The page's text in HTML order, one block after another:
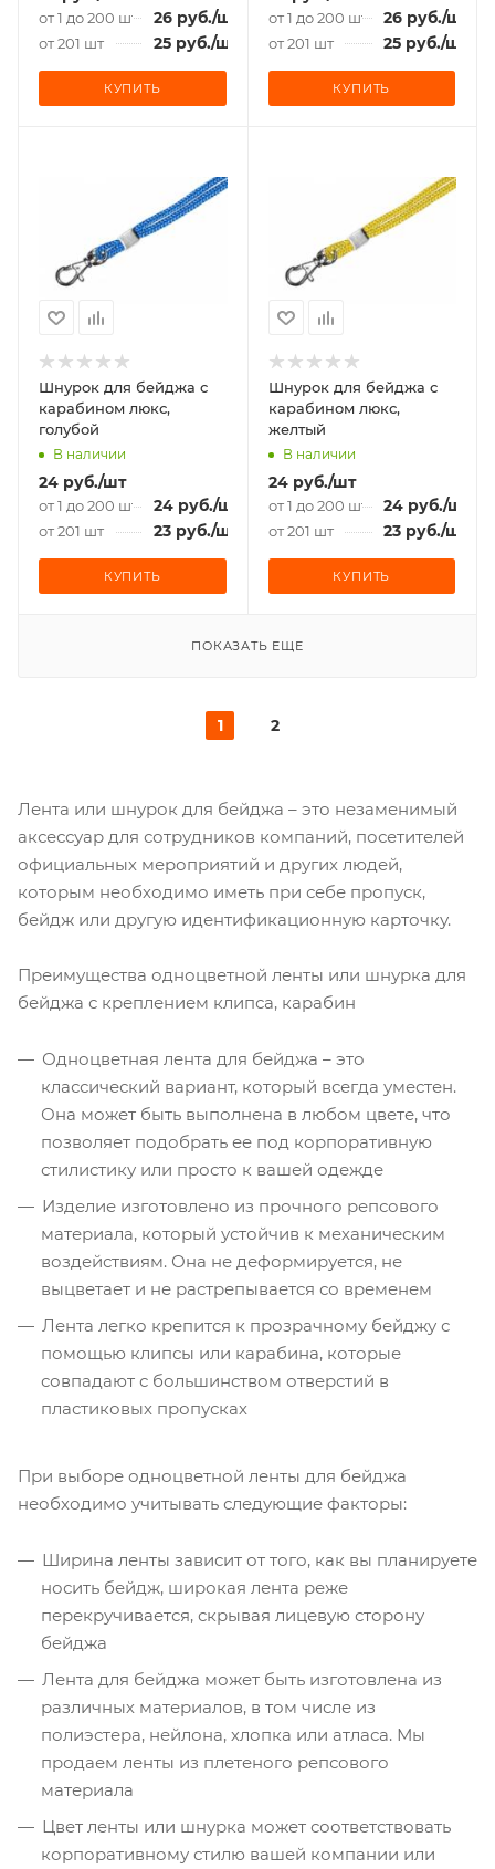
от 1 до 200 шт 26 руб./шт
от 201 шт 25 руб./шт
КУПИТЬ
от 1 до 200 шт 26руб./шт
от 201 шт 25руб./шт
КУПИТЬ
Шнурок для бейджа с
карабином люкс,
голубой
В наличии
24 руб./шт
от 1 до 200 шт 24 руб./шт
от 201 шт 23 руб./шт
КУПИТЬ
Шнурок для бейджа с
карабином люкс,
желтый
В наличии
24руб./шт
от 1 до 200 шт 24руб./шт
от 201 шт 23руб./шт
КУПИТЬ
ПОКАЗАТЬ ЕЩЕ
1 2
Лента или шнурок для бейджа – это незаменимый
аксессуар для сотрудников компаний, посетителей
официальных мероприятий и других людей,
которым необходимо иметь при себе пропуск,
бейдж или другую идентификационную карточку.
Преимущества одноцветной ленты или шнурка для
бейджа с креплением клипса, карабин
Одноцветная лента для бейджа – это
классический вариант, который всегда уместен.
Она может быть выполнена в любом цвете, что
позволяет подобрать ее под корпоративную
стилистику или просто к вашей одежде
Изделие изготовлено из прочного репсового
материала, который устойчив к механическим
воздействиям. Она не деформируется, не
выцветает и не растрепывается со временем
Лента легко крепится к прозрачному бейджу с
помощью клипсы или карабина, которые
совпадают с большинством отверстий в
пластиковых пропусках
При выборе одноцветной ленты для бейджа
необходимо учитывать следующие факторы:
Ширина ленты зависит от того, как вы планируете
носить бейдж, широкая лента реже
перекручивается, скрывая лицевую сторону
бейджа
Лента для бейджа может быть изготовлена из
различных материалов, в том числе из
полиэстера, нейлона, хлопка или атласа. Мы
продаем ленты из плетеного репсового
материала
Цвет ленты или шнурка может соответствовать
корпоративному стилю вашей компании или